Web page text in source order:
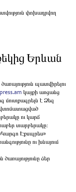
փոխադրվող
Երևան
պատվիրելու
կայքի առցանց
մուտքագրելն է Ձեզ
ու կարճ
տարբերակը։
Էքսպրես»
ու խնայում
ձեր